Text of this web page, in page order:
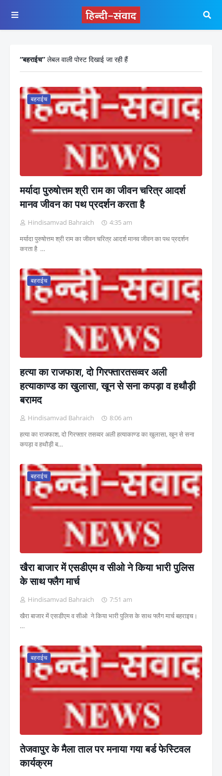
बहराईच लेबल वाली पोस्ट दिखाई जा रही हैं
बहराईच
मर्यादा पुरुषोत्तम श्री राम का जीवन चरित्र आदर्श
मानव जीवन का पथ प्रदर्शन करता है
Hindisamvad Bahraich
4:35 am
मर्यादा पुरुषोत्तम श्री राम का जीवन चरित्र आदर्श मानव जीवन का पथ प्रदर्शन
करता है …
बहराईच
हत्या का राजफाश, दो गिरफ्तारतसव्वर अली
हत्याकाण्ड का खुलासा, खून से सना कपड़ा व हथौड़ी
बरामद
Hindisamvad Bahraich
8:06 am
हत्या का राजफाश, दो गिरफ्तार तसव्वर अली हत्याकाण्ड का खुलासा, खून से सना
कपड़ा व हथौड़ी ब…
बहराईच
खैरा बाजार में एसडीएम व सीओ ने किया भारी पुलिस
के साथ फ्लैग मार्च
Hindisamvad Bahraich
7:51 am
खैरा बाजार में एसडीएम व सीओ ने किया भारी पुलिस के साथ फ्लैग मार्च बहराइच।
…
बहराईच
तेजवापुर के मैला ताल पर मनाया गया बर्ड फेस्टिवल
कार्यक्रम